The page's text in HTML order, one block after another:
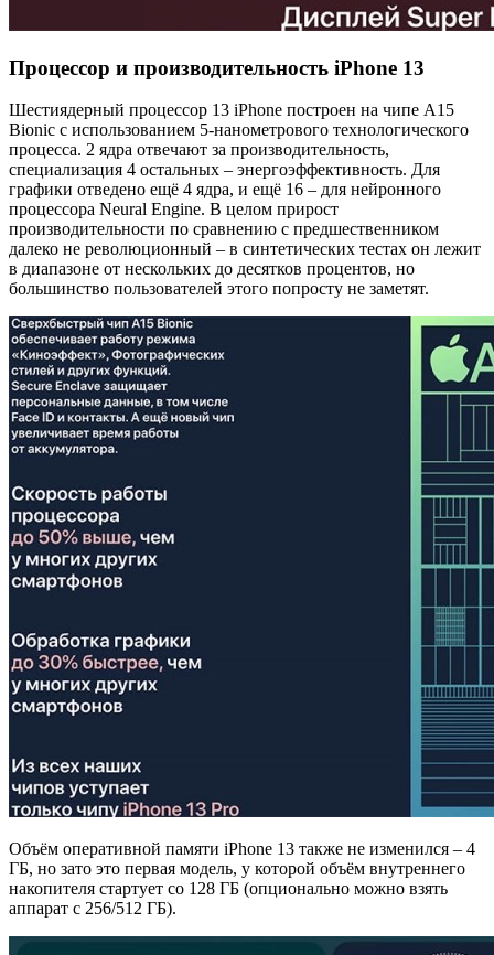
Процессор и производительность iPhone 13
Шестиядерный процессор 13 iPhone построен на чипе A15
Bionic с использованием 5-нанометрового технологического
процесса. 2 ядра отвечают за производительность,
специализация 4 остальных – энергоэффективность. Для
графики отведено ещё 4 ядра, и ещё 16 – для нейронного
процессора Neural Engine. В целом прирост
производительности по сравнению с предшественником
далеко не революционный – в синтетических тестах он лежит
в диапазоне от нескольких до десятков процентов, но
большинство пользователей этого попросту не заметят.
Объём оперативной памяти iPhone 13 также не изменился – 4
ГБ, но зато это первая модель, у которой объём внутреннего
накопителя стартует со 128 ГБ (опционально можно взять
аппарат с 256/512 ГБ).